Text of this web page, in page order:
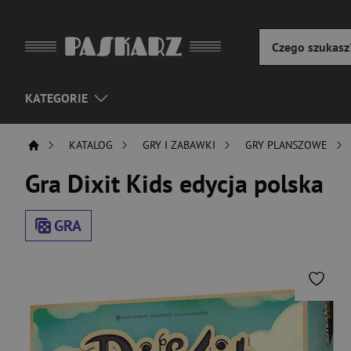
KATEGORIE
KATALOG GRY I ZABAWKI GRY PLANSZOWE
Gra Dixit Kids edycja polska
GRA